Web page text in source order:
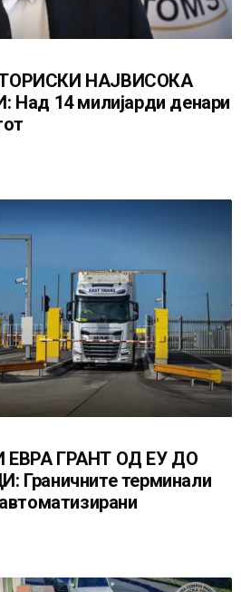
НАЈВИСОКА
14 милијарди денари
ГРАНТ ОД ЕУ ДО
терминали